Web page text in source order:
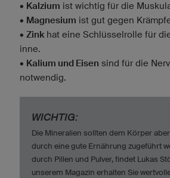
• Kalzium ist wichtig für die
• Magnesium ist gut gegen
• Zink hat eine Schlüsselrolle für
inne.
• Kalium und Eisen sind für die
notwendig.
WICHTIG:
Die Mineralien sollten dem Körper
durch eine gute Ernährung zugeführt
durch Pillen und Pulver, findet Lukas
unserem Magazin erhalten Sie